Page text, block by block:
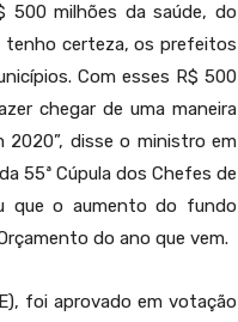
500 milhões da saúde, do
tenho certeza, os prefeitos
Com esses R$ 500
chegar de uma maneira
2020”, disse o ministro em
55ª Cúpula dos Chefes de
que o aumento do fundo
do ano que vem.
foi aprovado em votação